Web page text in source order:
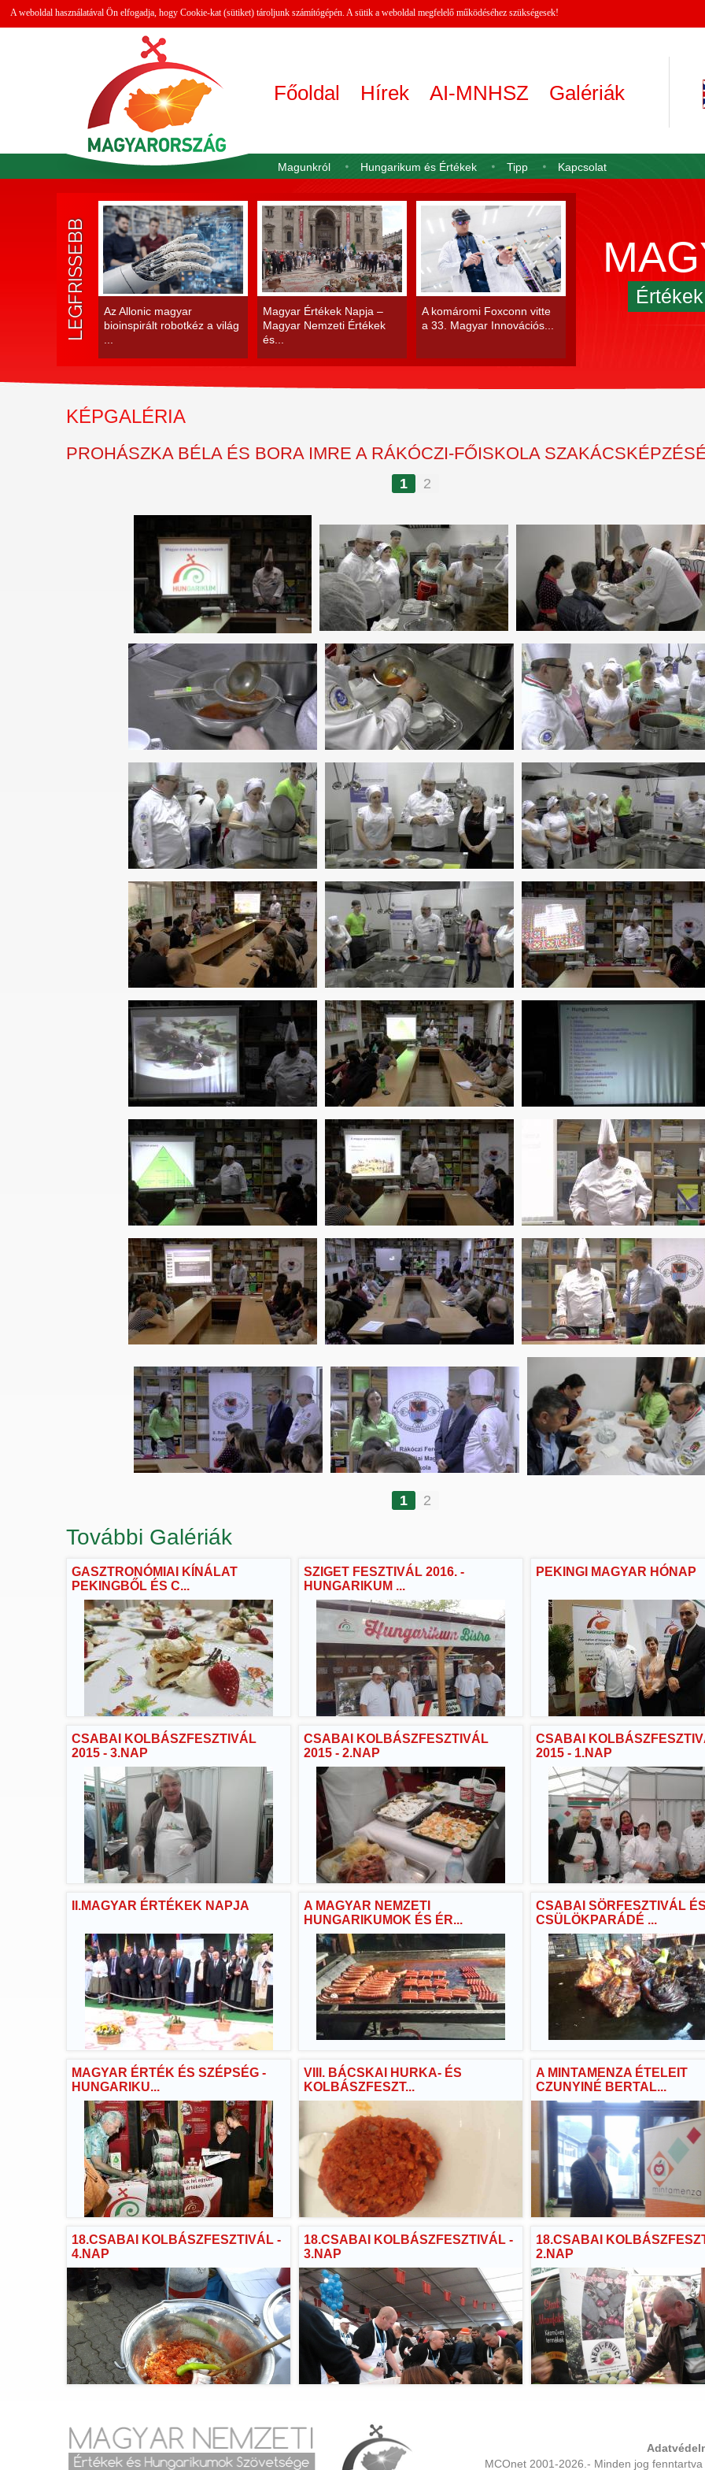
A weboldal használatával Ön elfogadja, hogy Cookie-kat (sütiket) tároljunk számítógépén. A sütik a weboldal megfelelő működéséhez szükségesek!
Főoldal Hírek AI-MNHSZ Galériák
Magunkról Hungarikum és Értékek Tipp Kapcsolat
LEGFRISSEBB
Az Allonic magyar
bioinspirált robotkéz a világ
Magyar Értékek Napja –
Magyar Nemzeti Értékek
és...
A komáromi Foxconn vitte
a 33. Magyar Innovációs...
KÉPGALÉRIA
PROHÁSZKA BÉLA ÉS BORA IMRE A RÁKÓCZI-FŐISKOLA
1 2
1 2
További Galériák
GASZTRONÓMIAI KÍNÁLAT
PEKINGBŐL ÉS C...
SZIGET FESZTIVÁL 2016. -
HUNGARIKUM ...
PEKINGI MAGYAR HÓNAP
CSABAI KOLBÁSZFESZTIVÁL
2015 - 3.NAP
CSABAI KOLBÁSZFESZTIVÁL
2015 - 2.NAP
CSABAI
2015 - 1.NAP
II.MAGYAR ÉRTÉKEK NAPJA
A MAGYAR NEMZETI
HUNGARIKUMOK ÉS ÉR...
CSABAI SÖRFESZTIVÁL
CSÜLÖKPARÁDÉ ...
MAGYAR ÉRTÉK ÉS SZÉPSÉG -
HUNGARIKU...
VIII. BÁCSKAI HURKA- ÉS
KOLBÁSZFESZT...
A MINTAMENZA ÉTELEIT
CZUNYINÉ BERTAL...
18.CSABAI KOLBÁSZFESZTIVÁL -
4.NAP
18.CSABAI KOLBÁSZFESZTIVÁL -
3.NAP
18.CSABAI
2.NAP
MCOnet 2001-2026.- Minden jog